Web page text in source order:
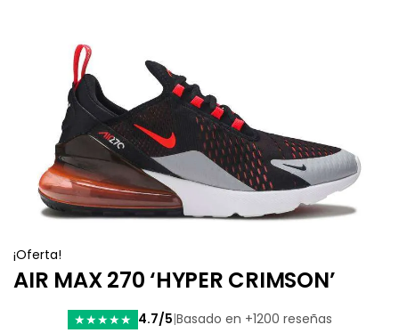
¡Oferta!
AIR MAX 270 ‘HYPER CRIMSON’
★★★★★ 4.7/5|Basado en +1200 reseñas